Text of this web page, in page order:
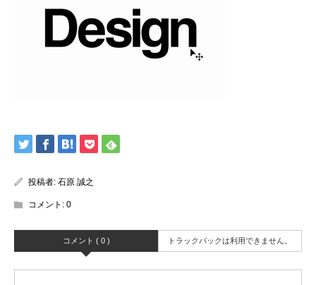
投稿者: 石原 誠之
コメント: 0
コメント ( 0 ) トラックバックは利用できません。